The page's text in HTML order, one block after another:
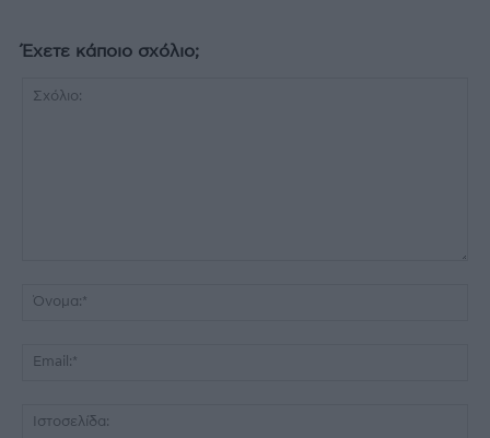
Έχετε κάποιο σχόλιο;